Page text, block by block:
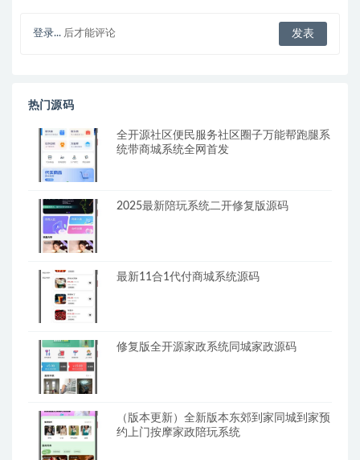
登录... 后才能评论
热门源码
全开源社区便民服务社区圈子万能帮跑腿系
统带商城系统全网首发
2025最新陪玩系统二开修复版源码
最新11合1代付商城系统源码
修复版全开源家政系统同城家政源码
（版本更新）全新版本东郊到家同城到家预
约上门按摩家政陪玩系统